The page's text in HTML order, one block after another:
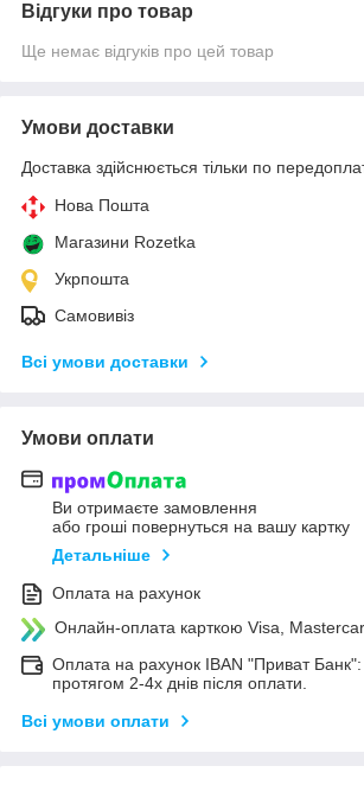
Відгуки про товар
Ще немає відгуків про цей товар
Умови доставки
Доставка здійснюється тільки по
Нова Пошта
Магазини Rozetka
Укрпошта
Самовивіз
Всі умови доставки
Умови оплати
Ви отримаєте замовлення
або гроші повернуться на вашу картку
Детальніше
Оплата на рахунок
Онлайн-оплата карткою Visa,
Оплата на рахунок IBAN "Приват Банк":
протягом 2-4х днів після оплати.
Всі умови оплати